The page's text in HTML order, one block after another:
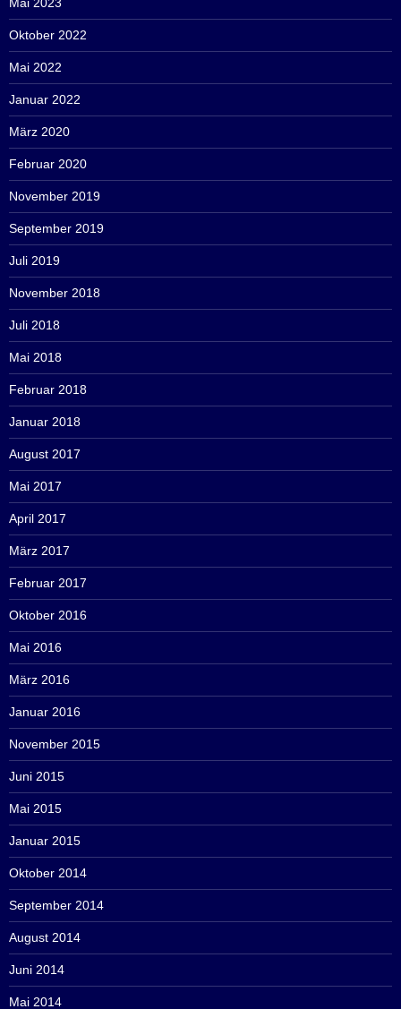
Mai 2023
Oktober 2022
Mai 2022
Januar 2022
März 2020
Februar 2020
November 2019
September 2019
Juli 2019
November 2018
Juli 2018
Mai 2018
Februar 2018
Januar 2018
August 2017
Mai 2017
April 2017
März 2017
Februar 2017
Oktober 2016
Mai 2016
März 2016
Januar 2016
November 2015
Juni 2015
Mai 2015
Januar 2015
Oktober 2014
September 2014
August 2014
Juni 2014
Mai 2014